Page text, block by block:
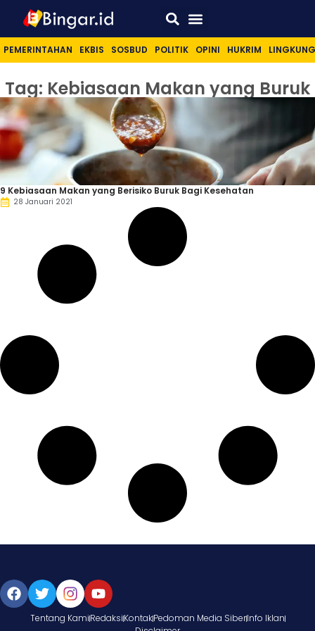
PEMERINTAHAN EKBIS SOSBUD POLITIK OPINI HUKRIM
Tag: Kebiasaan Makan yang Buruk
9 Kebiasaan Makan yang Berisiko Buruk Bagi Kesehatan
28 Januari 2021
Tentang KamiRedaksiKontakPedoman Media SiberInfo Iklan